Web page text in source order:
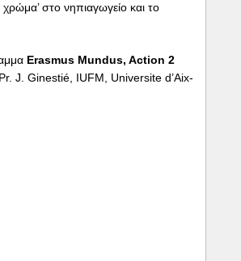
στο νηπιαγωγείο και το
Erasmus Mundus, Action 2
J. Ginestié, IUFM, Universite d’Aix-